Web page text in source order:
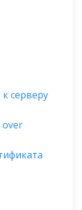
серверу
over